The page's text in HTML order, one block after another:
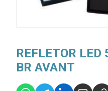
REFLETOR
BR AVANT